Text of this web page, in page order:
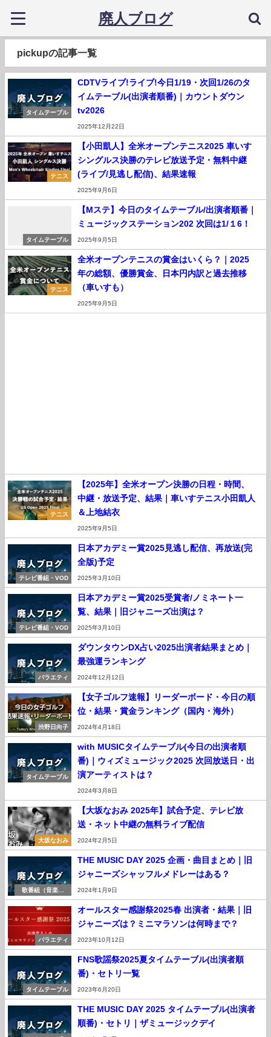
廃人ブログ
pickupの記事一覧
タイムテーブル
CDTVライブ!ライブ!今日1/19・次回1/26のタ
イムテーブル(出演者順番)｜カウントダウン
tv2026
2025年12月22日
テニス
【小田凱人】全米オープンテニス2025 車いす
シングルス決勝のテレビ放送予定・無料中継
(ライブ/見逃し配信)、結果速報
2025年9月6日
タイムテーブル
【Mステ】今日のタイムテーブル/出演者順番｜
ミュージックステーション202 次回は1/１6！
2025年9月5日
テニス
全米オープンテニスの賞金はいくら？｜2025
年の総額、優勝賞金、日本円内訳と過去推移
（車いすも）
2025年9月5日
テニス
【2025年】全米オープン決勝の日程・時間、
中継・放送予定、結果｜車いすテニス小田凱人
＆上地結衣
2025年9月5日
テレビ番組・VOD
日本アカデミー賞2025見逃し配信、再放送(完
全版)予定
2025年3月10日
テレビ番組・VOD
日本アカデミー賞2025受賞者/ノミネート一
覧、結果｜旧ジャニーズ出演は？
2025年3月10日
バラエティ
ダウンタウンDX占い2025出演者結果まとめ｜
最強運ランキング
2024年12月12日
渋野日向子
【女子ゴルフ速報】リーダーボード・今日の順
位・結果・賞金ランキング（国内・海外）
2024年4月18日
タイムテーブル
with MUSICタイムテーブル(今日の出演者順
番)｜ウィズミュージック2025 次回放送日・出
演アーティストは？
2024年3月8日
大坂なおみ
【大坂なおみ 2025年】試合予定、テレビ放
送・ネット中継の無料ライブ配信
2024年2月5日
歌番組（音楽番
組）
THE MUSIC DAY 2025 企画・曲目まとめ｜旧
ジャニーズシャッフルメドレーはある？
2024年1月9日
バラエティ
オールスター感謝祭2025春 出演者・結果｜旧
ジャニーズは？ミニマラソンは何時まで？
2023年10月12日
タイムテーブル
FNS歌謡祭2025夏タイムテーブル(出演者順
番)・セトリ一覧
2023年6月20日
THE MUSIC DAY 2025 タイムテーブル(出演者
順番)・セトリ｜ザミュージックデイ